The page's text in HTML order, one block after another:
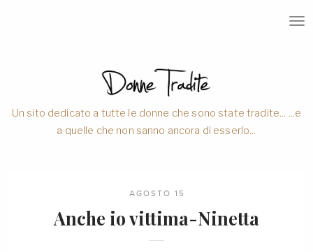
T
V
Un sito dedicato a tutte le donne che sono state tradite... ...e
a quelle che non sanno ancora di esserlo...
AGOSTO 15
Anche io vittima-Ninetta